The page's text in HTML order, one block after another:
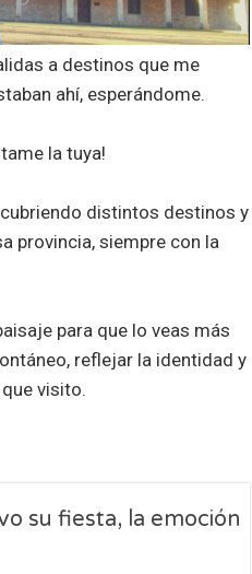
a destinos que me
ahí, esperándome.
la tuya!
distintos destinos y
provincia, siempre con la
para que lo veas más
reflejar la identidad y
visito.
su fiesta, la emoción